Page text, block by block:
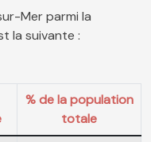
Mer parmi la
la suivante :
% de la population
totale